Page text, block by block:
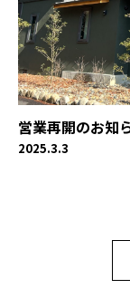
営業再開のお知
2025.3.3